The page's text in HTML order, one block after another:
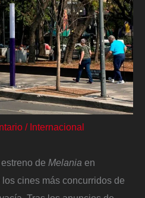
/ Internacional
de Melania en
cines más concurridos de